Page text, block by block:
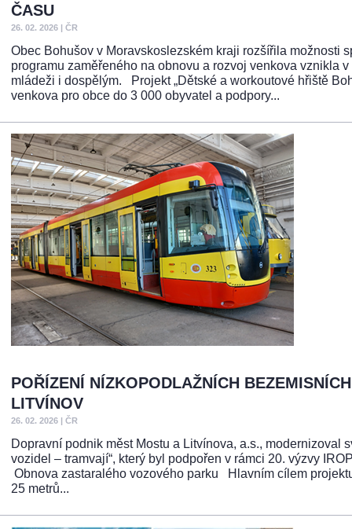
ČASU
26. 02. 2026 | ČR
Obec Bohušov v Moravskoslezském kraji rozšířila možnosti
programu zaměřeného na obnovu a rozvoj venkova vznikla
mládeži i dospělým. Projekt „Dětské a workoutové hřiště
venkova pro obce do 3 000 obyvatel a podpory...
POŘÍZENÍ NÍZKOPODLAŽNÍCH
LITVÍNOV
26. 02. 2026 | ČR
Dopravní podnik měst Mostu a Litvínova, a.s.,
vozidel – tramvají“, který byl podpořen v rámci 20. výzvy
Obnova zastaralého vozového parku Hlavním cílem
25 metrů...